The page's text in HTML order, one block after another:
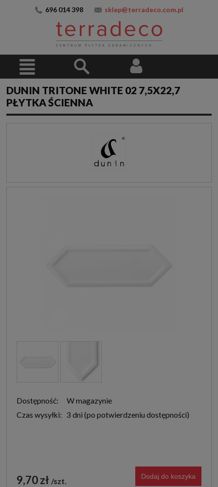
696 014 398 sklep@terradeco.com.pl
DUNIN TRITONE WHITE 02 7,5X22,7
PŁYTKA ŚCIENNA
Dostępność:
W magazynie
Czas wysyłki: 3 dni
9,70 zł szt. Dodaj do koszyka